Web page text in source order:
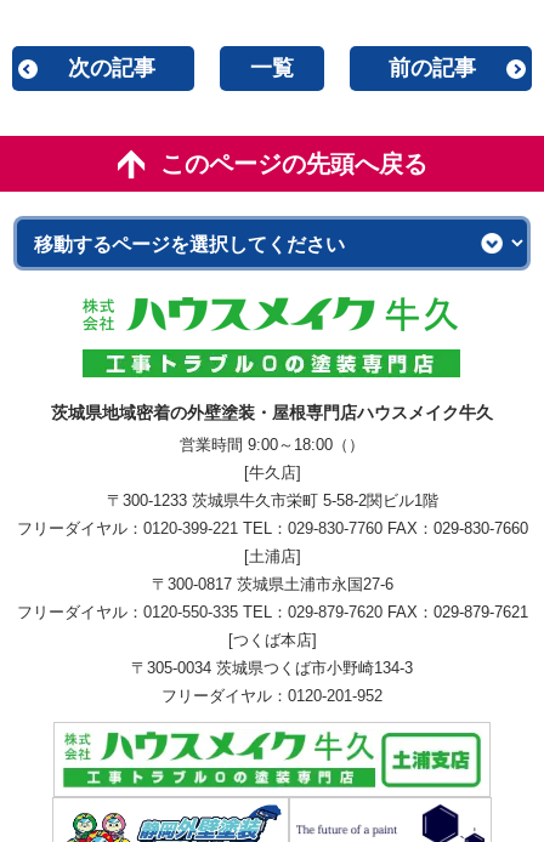
次の記事 一覧 前の記事
このページの先頭へ戻る
茨城県地域密着の外壁塗装・屋根専門店ハウスメイク牛久
営業時間 9:00～18:00（）
[牛久店]
〒300-1233 茨城県牛久市栄町 5-58-2関ビル1階
フリーダイヤル： 0120-399-221TEL： 029-830-7760FAX：029-830-7660
[土浦店]
〒300-0817 茨城県土浦市永国27-6
フリーダイヤル： 0120-550-335TEL： 029-879-7620FAX：029-879-7621
[つくば本店]
〒305-0034 茨城県つくば市小野崎134-3
フリーダイヤル： 0120-201-952